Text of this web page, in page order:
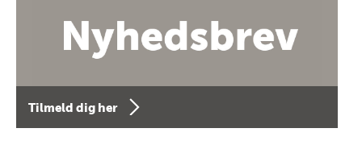
Tilmeld dig her